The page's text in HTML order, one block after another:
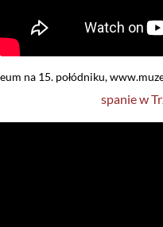
na 15. połódniku,
spanie w